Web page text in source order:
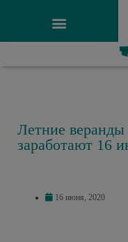
Летние
заработают 16
16 июня, 2020